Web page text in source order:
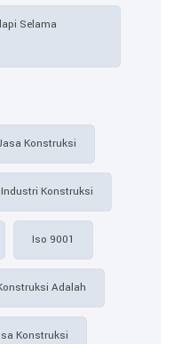
Selama
Konstruksi​
Industri Konstruksi
Iso 9001
Adalah
Konstruksi